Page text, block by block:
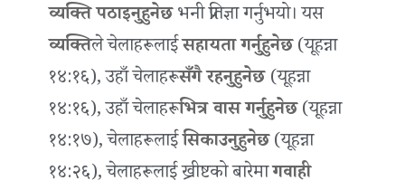
व्यक्ति पठाइनुहुनेछभनी प्रतिज्ञा गर्नुभयो। यस
व्यक्तिले चेलाहरूलाईसहायता गर्नुहुनेछ(यूहन्ना
१४:१६), उहाँ चेलाहरूसँगै रहनुहुनेछ(यूहन्ना
१४:१६), उहाँ चेलाहरूभित्र वास गर्नुहुनेछ(यूहन्ना
१४:१७), चेलाहरूलाईसिकाउनुहुनेछ(यूहन्ना
१४:२६), चेलाहरूलाई ख्रीष्टको बारेमागवाही